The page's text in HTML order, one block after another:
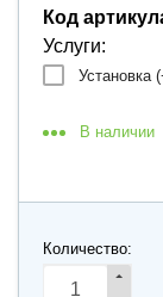
Код
Услуги:
Установка
В наличии
Количество: